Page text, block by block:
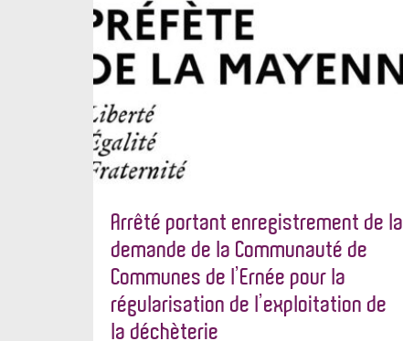
Arrêté portant enregistrement de la
demande de la Communauté de
Communes de l’Ernée pour la
régularisation de l’exploitation de
la déchèterie